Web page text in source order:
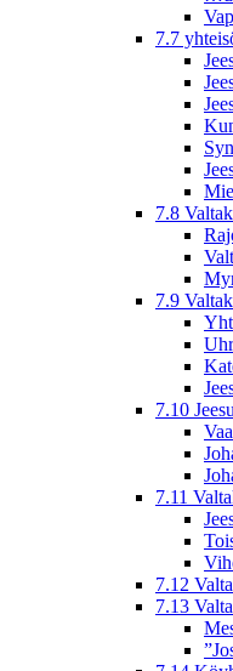
7.7
7.8
7.9
7.10
7.11
7.12
7.13